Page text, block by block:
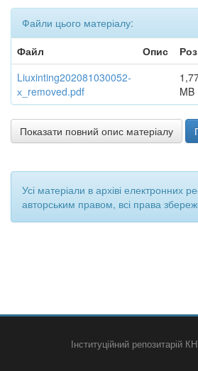
Файли цього матеріалу:
Файл
Опис
Liuxinting202081030052-
х_removed.pdf
MB
Показати повний опис матеріалу
Усі матеріали в архіві електронних
авторським правом, всі права
Інституційний репозитарій